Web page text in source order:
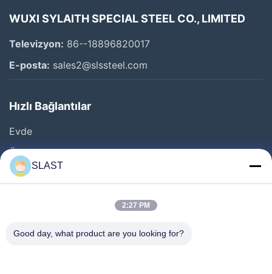
WUXI SYLAITH SPECIAL STEEL CO., LIMITED
Televizyon: 86--18896820017
E-posta: sales2@slssteel.com
Hızlı Bağlantılar
Evde
Ürün
Videolar
Kalite Kontrol
SLAST
2:27 PM
Good day, what product are you looking for?